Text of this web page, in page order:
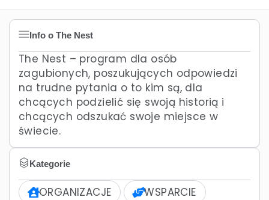
Info o The Nest
The Nest – program dla osób
zagubionych, poszukujących odpowiedzi
na trudne pytania o to kim są, dla
chcących podzielić się swoją historią i
chcących odszukać swoje miejsce w
świecie.
Kategorie
ORGANIZACJE
WSPARCIE